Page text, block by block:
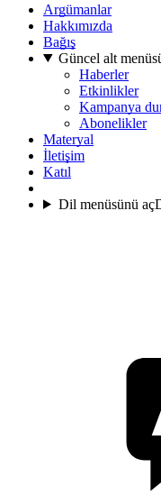
Argümanlar
Hakkımızda
Bağış
Güncel alt
Haberler
Etkinlikler
Kampanya
Abonelikler
Materyal
İletişim
Katıl
Dil menüsünü aç